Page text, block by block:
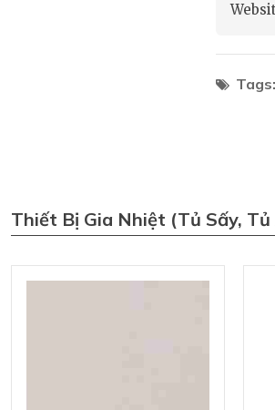
Tags:
Thiết Bị Gia Nhiệt (tủ Sấy, Tủ